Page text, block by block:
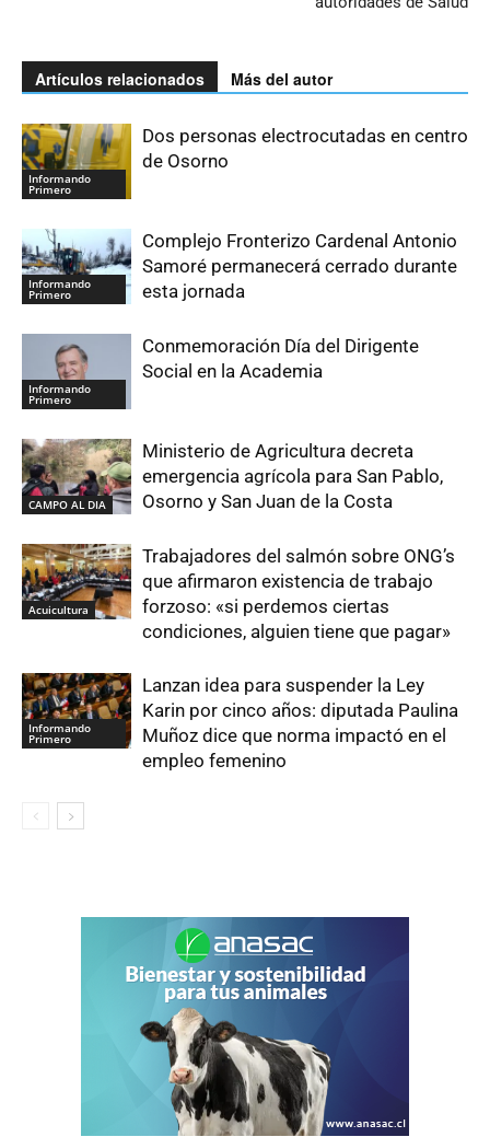
Artículos relacionados Más del autor
Informando
Primero
Dos personas electrocutadas en centro
de Osorno
Informando
Primero
Complejo Fronterizo Cardenal Antonio
Samoré permanecerá cerrado durante
esta jornada
Informando
Primero
Conmemoración Día del Dirigente
Social en la Academia
CAMPO AL DIA
Ministerio de Agricultura decreta
emergencia agrícola para San Pablo,
Osorno y San Juan de la Costa
Acuicultura
Trabajadores del salmón sobre ONG’s
que afirmaron existencia de trabajo
forzoso: «si perdemos ciertas
condiciones, alguien tiene que pagar»
Informando
Primero
Lanzan idea para suspender la Ley
Karin por cinco años: diputada Paulina
Muñoz dice que norma impactó en el
empleo femenino